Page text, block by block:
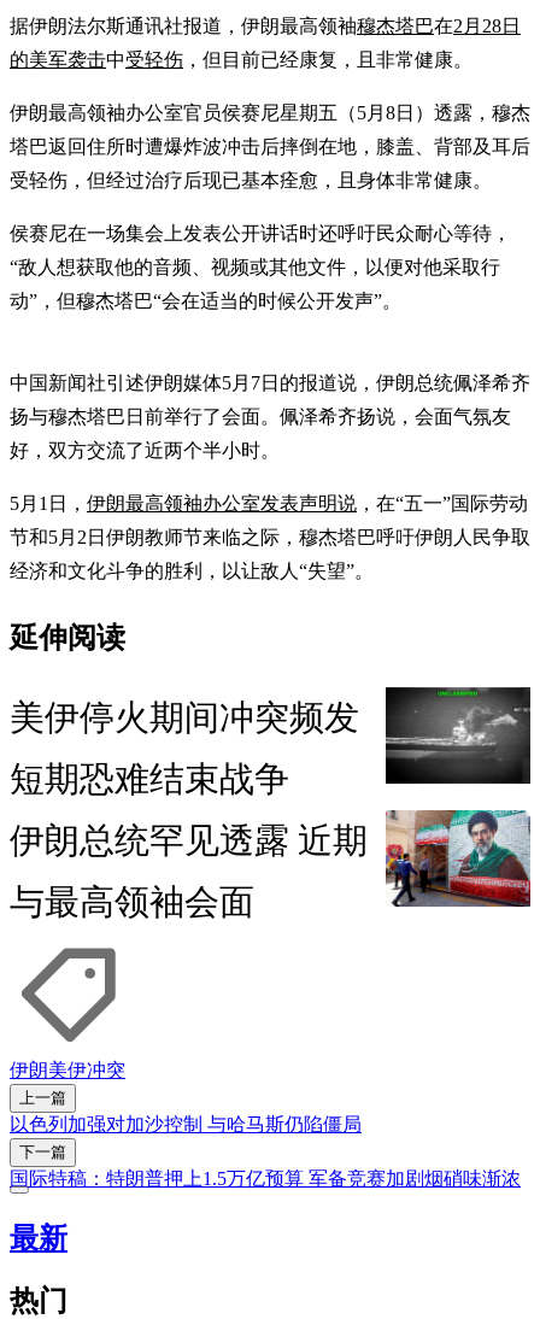
据伊朗法尔斯通讯社报道，伊朗最高领袖穆杰塔巴在2月28日
的美军袭击中受轻伤 ，但目前已经康复，且非常健康。
伊朗最高领袖办公室官员侯赛尼星期五（5月8日）透露，穆杰
塔巴返回住所时遭爆炸波冲击后摔倒在地，膝盖、背部及耳后
受轻伤，但经过治疗后现已基本痊愈，且身体非常健康。
侯赛尼在一场集会上发表公开讲话时还呼吁民众耐心等待，
“敌人想获取他的音频、视频或其他文件，以便对他采取行
动”，但穆杰塔巴“会在适当的时候公开发声”。
中国新闻社引述伊朗媒体5月7日的报道说，伊朗总统佩泽希齐
扬与穆杰塔巴日前举行了会面。佩泽希齐扬说，会面气氛友
好，双方交流了近两个半小时。
5月1日， 伊朗最高领袖办公室发表声明说 ，在“五一”国际劳动
节和5月2日伊朗教师节来临之际，穆杰塔巴呼吁伊朗人民争取
经济和文化斗争的胜利，以让敌人“失望”。
延伸阅读
美伊停火期间冲突频发
短期恐难结束战争
伊朗总统罕见透露 近期
与最高领袖会面
伊朗美伊冲突
上一篇
以色列加强对加沙控制 与哈马斯仍陷僵局
下一篇
国际特稿：特朗普押上1.5万亿预算 军备竞赛加剧烟硝味渐浓
最新
热门